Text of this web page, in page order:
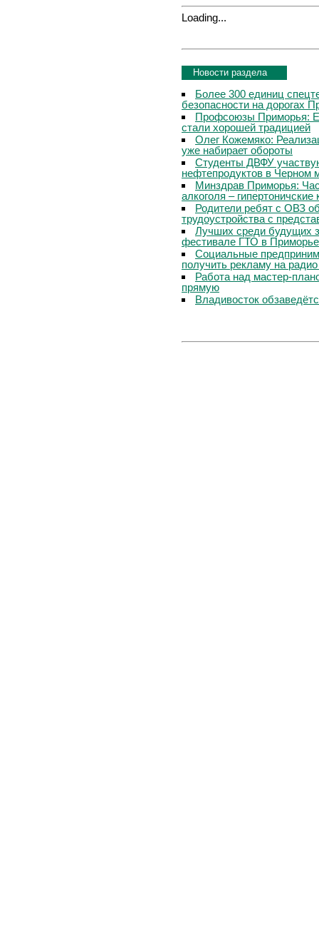
Loading...
Новости раздела
Более 300 единиц
безопасности на дорогах
Профсоюзы Приморья:
стали хорошей традицией
Олег Кожемяко:
уже набирает обороты
Студенты ДВФУ
нефтепродуктов в Черном
Минздрав Приморья:
алкоголя –
Родители ребят с ОВЗ
трудоустройства с
Лучших среди будущих
фестивале ГТО в Приморье
Социальные
получить рекламу на
Работа над мастер-
прямую
Владивосток